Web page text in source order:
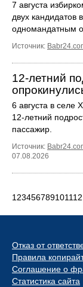
7 августа
двух кандидатов
одномандатным
Источник:
12‑летний
6 августа в селе
12‑летний
пассажир.
Источник:
07.08.2026
123456789101112
Отказ от
Правила
Соглашение о
Статистика сайта